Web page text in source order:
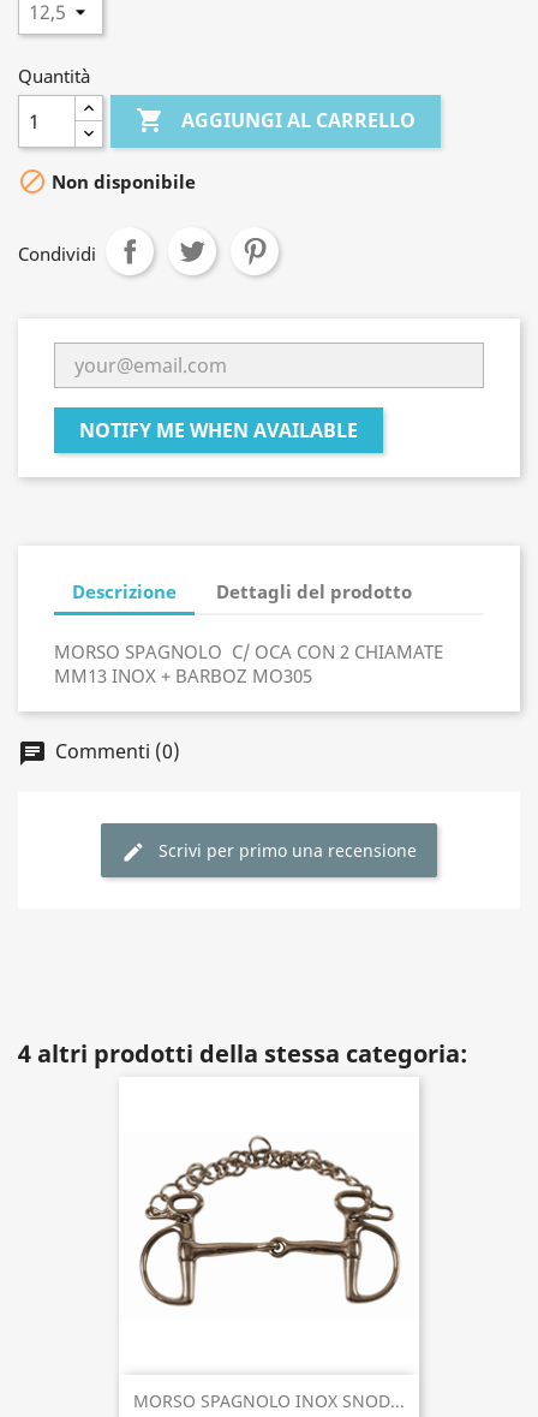
Quantità
 AGGIUNGI AL CARRELLO
 Non disponibile
Condividi
NOTIFY ME WHEN AVAILABLE
Descrizione Dettagli del prodotto
MORSO SPAGNOLO C/ OCA CON 2 CHIAMATE
MM13 INOX + BARBOZ MO305
Commenti (0)
Scrivi per primo una recensione
4 altri prodotti della stessa categoria:
MORSO SPAGNOLO INOX SNOD...